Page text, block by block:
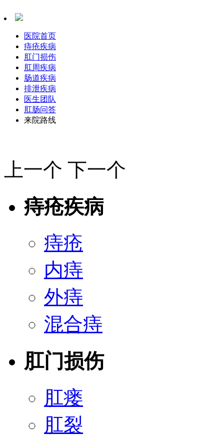
医院首页
痔疮疾病
肛门损伤
肛周疾病
肠道疾病
排泄疾病
医生团队
肛肠问答
来院路线
上一个 下一个
痔疮疾病
痔疮
内痔
外痔
混合痔
肛门损伤
肛瘘
肛裂